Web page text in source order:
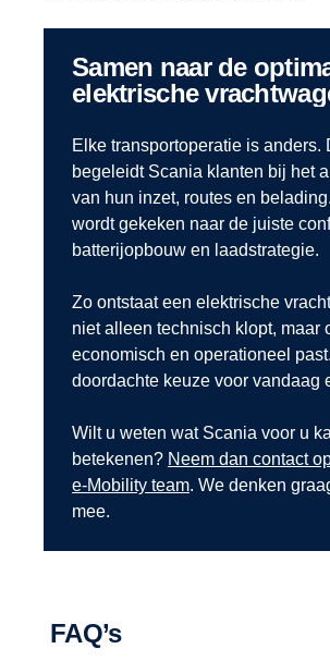
Samen naar de optimale
elektrische
Elke transportoperatie is anders.
begeleidt Scania klanten bij het
van hun inzet, routes en
wordt gekeken naar de juiste
batterijopbouw en laadstrategie.
Zo ontstaat een elektrische
niet alleen technisch klopt, maar
economisch en operationeel
doordachte keuze voor vandaag
Wilt u weten wat Scania voor u
betekenen? Neem dan contact
e-Mobility team. We denken
mee.
FAQ’s